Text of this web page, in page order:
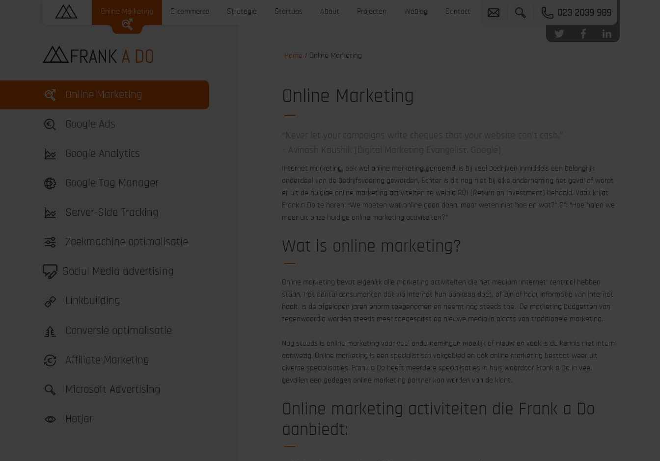
Online Marketing E-commerce Strategie Startups About Projecten Weblog Contact 023 2039 989
Online Marketing
Google Ads
Google Analytics
Google Tag Manager
Server-Side Tracking
Zoekmachine optimalisatie
Social Media advertising
Linkbuilding
Conversie optimalisatie
Affiliate Marketing
Microsoft Advertising
Hotjar
Home / Online Marketing
Online Marketing
“Never let your campaigns write cheques that your website can’t cash.”
– Avinash Kaushik (Digital Marketing Evangelist, Google)
Internet marketing, ook wel online marketing genoemd, is bij veel bedrijven inmiddels een belangrijk
onderdeel van de bedrijfsvoering geworden. Echter is dit nog niet bij elke onderneming het geval of wordt
er uit de huidige online marketing activiteiten te weinig ROI (Return on Investment) behaald. Vaak krijgt
Frank a Do te horen: “We moeten wat online gaan doen, maar weten niet hoe en wat?” Of: “Hoe halen we
meer uit onze huidige online marketing activiteiten?”
Wat is online marketing?
Online marketing bevat eigenlijk alle marketing activiteiten die het medium ‘internet’ centraal hebben
staan. Het aantal consumenten dat via internet hun aankoop doet, of zijn of haar informatie van internet
haalt, is de afgelopen jaren enorm toegenomen en neemt nog steeds toe. De marketing budgetten van
tegenwoordig worden steeds meer toegespitst op nieuwe media in plaats van traditionele marketing.
Nog steeds is online marketing voor veel ondernemingen moeilijk of nieuw en vaak is de kennis niet intern
aanwezig. Online marketing is een specialistisch vakgebied en ook online marketing bestaat weer uit
diverse specialisaties. Frank a Do heeft meerdere specialisaties in huis waardoor Frank a Do in veel
gevallen een gedegen online marketing partner kan worden van de klant.
Online marketing activiteiten die Frank a Do
aanbiedt: